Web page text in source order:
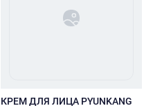
КРЕМ ДЛЯ ЛИЦА PYUNKANG